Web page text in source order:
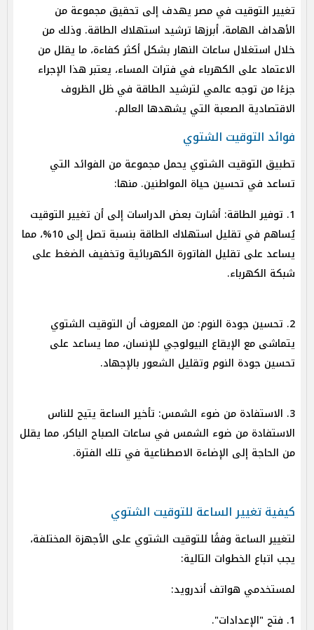
تغيير التوقيت في مصر يهدف إلى تحقيق مجموعة من
الأهداف الهامة، أبرزها ترشيد استهلاك الطاقة. وذلك من
خلال استغلال ساعات النهار بشكل أكثر كفاءة، ما يقلل من
الاعتماد على الكهرباء في فترات المساء، يعتبر هذا الإجراء
جزءًا من توجه عالمي لترشيد الطاقة في ظل الظروف
الاقتصادية الصعبة التي يشهدها العالم.
فوائد التوقيت الشتوي
تطبيق التوقيت الشتوي يحمل مجموعة من الفوائد التي
تساعد في تحسين حياة المواطنين. منها:
1. توفير الطاقة: أشارت بعض الدراسات إلى أن تغيير التوقيت
يُساهم في تقليل استهلاك الطاقة بنسبة تصل إلى 10%، مما
يساعد على تقليل الفاتورة الكهربائية وتخفيف الضغط على
شبكة الكهرباء.
2. تحسين جودة النوم: من المعروف أن التوقيت الشتوي
يتماشى مع الإيقاع البيولوجي للإنسان، مما يساعد على
تحسين جودة النوم وتقليل الشعور بالإجهاد.
3. الاستفادة من ضوء الشمس: تأخير الساعة يتيح للناس
الاستفادة من ضوء الشمس في ساعات الصباح الباكر، مما يقلل
من الحاجة إلى الإضاءة الاصطناعية في تلك الفترة.
كيفية تغيير الساعة للتوقيت الشتوي
لتغيير الساعة وفقًا للتوقيت الشتوي على الأجهزة المختلفة،
يجب اتباع الخطوات التالية:
لمستخدمي هواتف أندرويد:
1. فتح "الإعدادات".